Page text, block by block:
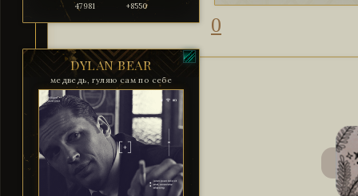
47981
+8550
0
DYLAN BEAR
медведь, гуляю сам по себе